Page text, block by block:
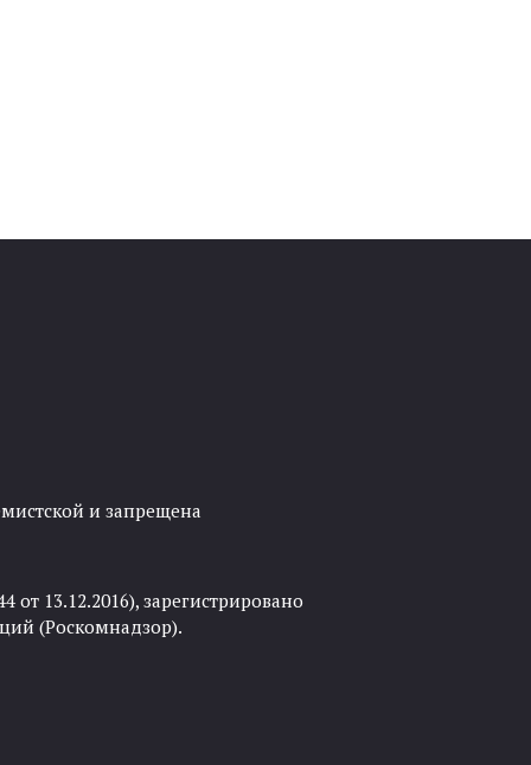
и запрещена
13.12.2016), зарегистрировано
(Роскомнадзор).